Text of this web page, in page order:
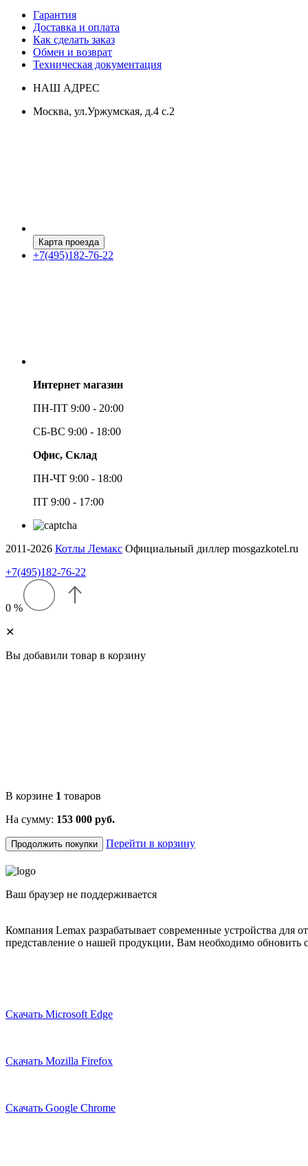
Гарантия
Доставка и оплата
Как сделать заказ
Обмен и возврат
Техническая документация
НАШ АДРЕС
Москва, ул.Уржумская, д.4 с.2
Карта проезда
+7(495)182-76-22
Интернет магазин
ПН-ПТ 9:00 - 20:00
СБ-ВС 9:00 - 18:00
Офис, Склад
ПН-ЧТ 9:00 - 18:00
ПТ 9:00 - 17:00
2011-2026 Котлы Лемакс Официальный диллер mosgazkotel.ru
+7(495)182-76-22
0 %
✕
Вы добавили товар в корзину
В корзине 1 товаров
На сумму: 153 000 руб.
Продолжить покупки Перейти в корзину
Ваш браузер не поддерживается
Компания Lemax разрабатывает современные устройства для
представление о нашей продукции, Вам необходимо обновить
Скачать Microsoft Edge
Скачать Mozilla Firefox
Скачать Google Chrome